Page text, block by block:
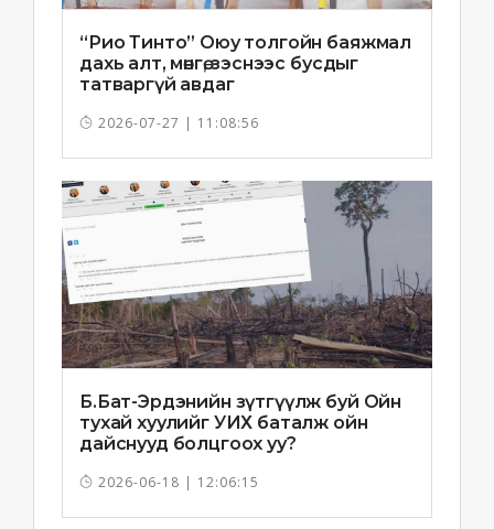
“Рио Тинто” Оюу толгойн баяжмал
дахь алт, мөнгө, зэснээс бусдыг
татваргүй авдаг
2026-07-27 | 11:08:56
Б.Бат-Эрдэнийн зүтгүүлж буй Ойн
тухай хуулийг УИХ баталж ойн
дайснууд болцгоох уу?
2026-06-18 | 12:06:15